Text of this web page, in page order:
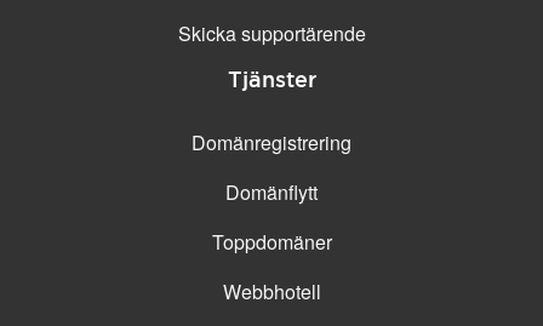
Skicka supportärende
Tjänster
Domänregistrering
Domänflytt
Toppdomäner
Webbhotell